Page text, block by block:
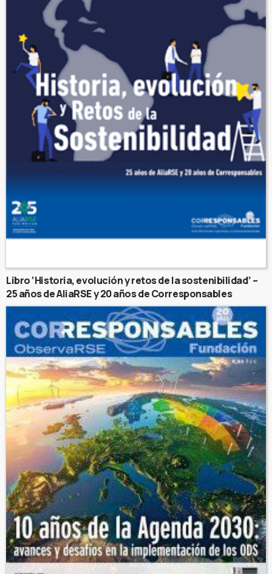
Libro ‘Historia, evolución y retos de la sostenibilidad’ –
25 años de AliaRSE y 20 años de Corresponsables